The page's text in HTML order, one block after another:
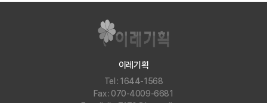
이레기획
Tel : 1644-1568
Fax : 070-4009-6681